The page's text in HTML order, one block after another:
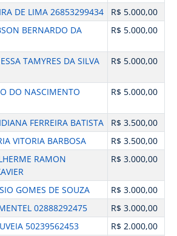
DE LIMA 26853299434
R$ 5.000,00
BERNARDO DA
R$ 5.000,00
TAMYRES DA SILVA
R$ 5.000,00
DO NASCIMENTO
R$ 5.000,00
FERREIRA BATISTA
R$ 3.500,00
VITORIA BARBOSA
R$ 3.500,00
RAMON
R$ 3.000,00
GOMES DE SOUZA
R$ 3.000,00
02888292475
R$ 3.000,00
50239562453
R$ 2.000,00